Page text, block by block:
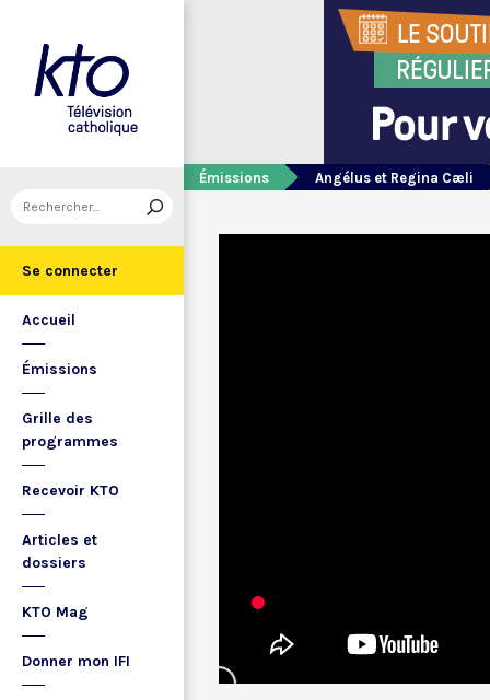
Se connecter
Accueil
Émissions
Grille des
programmes
Recevoir KTO
Articles et
dossiers
KTO Mag
Donner mon IFI
Émissions Angélus et Regina Cæli